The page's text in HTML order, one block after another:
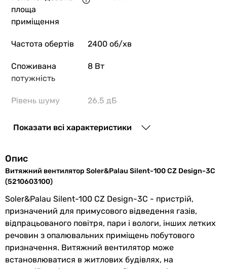
площа
приміщення
Частота обертів 2400 об/хв
Споживана
потужність
8 Вт
Рівень шуму
26.5 дБ
тихий (до 27 дБ)
Монтаж
вентилятора
настінний,стельовий
Тип осьовий
Особливості
та функції
зворотний клапан,двигун на
кулькових підшипниках
Додатково декоративна панель, світловий
Показати всі характеристики
Опис
Витяжний вентилятор Soler&Palau Silent-100 CZ Design-3C
(5210603100)
Soler&Palau Silent-100 CZ Design-3C - пристрій,
призначений для примусового відведення газів,
відпрацьованого повітря, пари і вологи, інших летких
речовин з опалювальних приміщень побутового
призначення. Витяжний вентилятор може
встановлюватися в житлових будівлях, на